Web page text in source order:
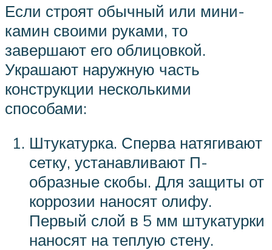
Если строят обычный или мини-
камин своими руками, то
завершают его облицовкой.
Украшают наружную часть
конструкции несколькими
способами:
Штукатурка. Сперва натягивают
сетку, устанавливают П-
образные скобы. Для защиты от
коррозии наносят олифу.
Первый слой в 5 мм штукатурки
наносят на теплую стену.